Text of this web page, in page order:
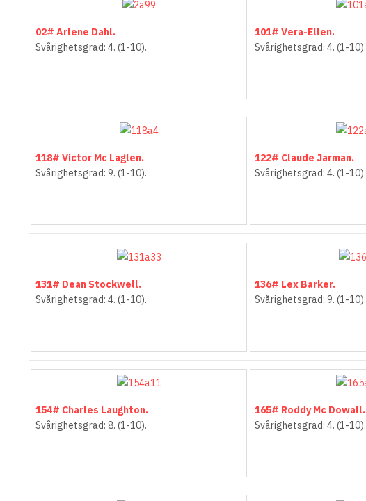
02# Arlene Dahl.
Svårighetsgrad: 4. (1-10).
101# Vera-Ellen.
Svårighetsgrad: 4. (1-10).
118# Victor Mc Laglen.
Svårighetsgrad: 9. (1-10).
122# Claude Jarman.
Svårighetsgrad: 4. (1-10).
131# Dean Stockwell.
Svårighetsgrad: 4. (1-10).
136# Lex Barker.
Svårighetsgrad: 9. (1-10).
154# Charles Laughton.
Svårighetsgrad: 8. (1-10).
165# Roddy Mc Dowall.
Svårighetsgrad: 4. (1-10).